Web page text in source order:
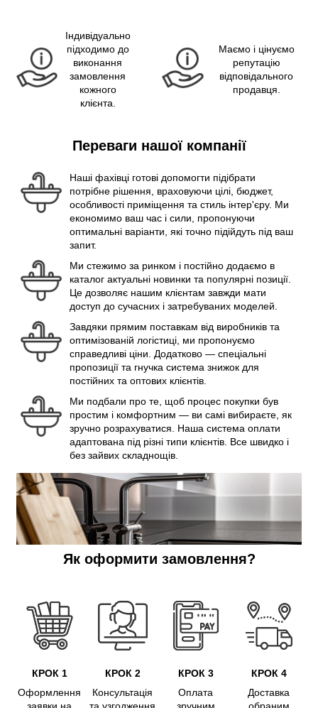
Індивідуально
підходимо до
виконання
замовлення
кожного
клієнта.
Маємо і цінуємо
репутацію
відповідального
продавця.
Переваги нашої компанії
Наші фахівці готові допомогти підібрати
потрібне рішення, враховуючи цілі, бюджет,
особливості приміщення та стиль інтер'єру. Ми
економимо ваш час і сили, пропонуючи
оптимальні варіанти, які точно підійдуть під ваш
запит.
Ми стежимо за ринком і постійно додаємо в
каталог актуальні новинки та популярні позиції.
Це дозволяє нашим клієнтам завжди мати
доступ до сучасних і затребуваних моделей.
Завдяки прямим поставкам від виробників та
оптимізованій логістиці, ми пропонуємо
справедливі ціни. Додатково — спеціальні
пропозиції та гнучка система знижок для
постійних та оптових клієнтів.
Ми подбали про те, щоб процес покупки був
простим і комфортним — ви самі вибираєте, як
зручно розрахуватися. Наша система оплати
адаптована під різні типи клієнтів. Все швидко і
без зайвих складнощів.
Як оформити замовлення?
КРОК 1
Оформлення
КРОК 2
Консультація
КРОК 3
Оплата
КРОК 4
Доставка